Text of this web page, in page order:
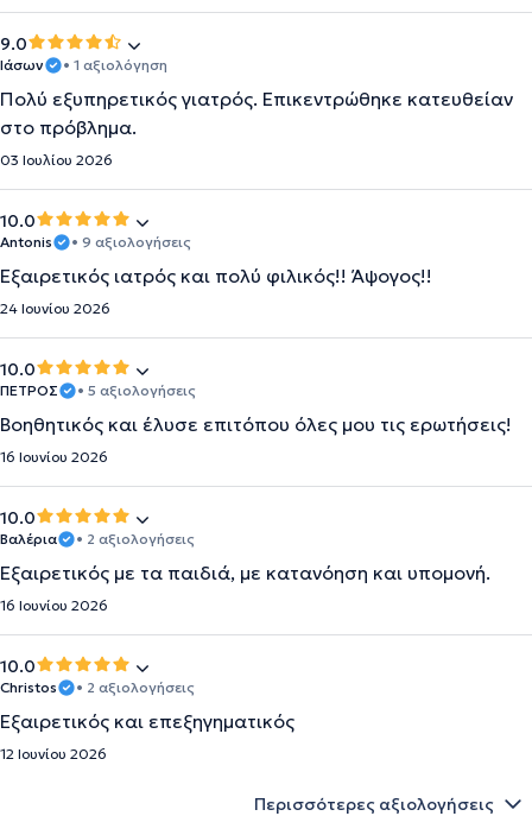
9.0
Ιάσων • 1 αξιολόγηση
Πολύ εξυπηρετικός γιατρός. Επικεντρώθηκε κατευθείαν
στο πρόβλημα.
03 Ιουλίου 2026
10.0
Antonis • 9 αξιολογήσεις
Εξαιρετικός ιατρός και πολύ φιλικός!! Άψογος!!
24 Ιουνίου 2026
10.0
ΠΕΤΡΟΣ • 5 αξιολογήσεις
Βοηθητικός και έλυσε επιτόπου όλες μου τις ερωτήσεις!
16 Ιουνίου 2026
10.0
Βαλέρια • 2 αξιολογήσεις
Εξαιρετικός με τα παιδιά, με κατανόηση και υπομονή.
16 Ιουνίου 2026
10.0
Christos • 2 αξιολογήσεις
Εξαιρετικός και επεξηγηματικός
12 Ιουνίου 2026
Περισσότερες αξιολογήσεις